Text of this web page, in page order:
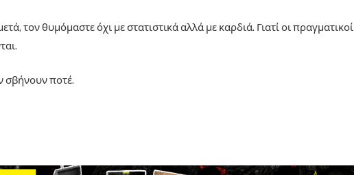
τον θυμόμαστε όχι με στατιστικά αλλά με καρδιά. Γιατί οι πραγματικοί
σβήνουν ποτέ.